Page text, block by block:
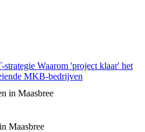
strategie Waarom 'project klaar' het
MKB-bedrijven
Maasbree